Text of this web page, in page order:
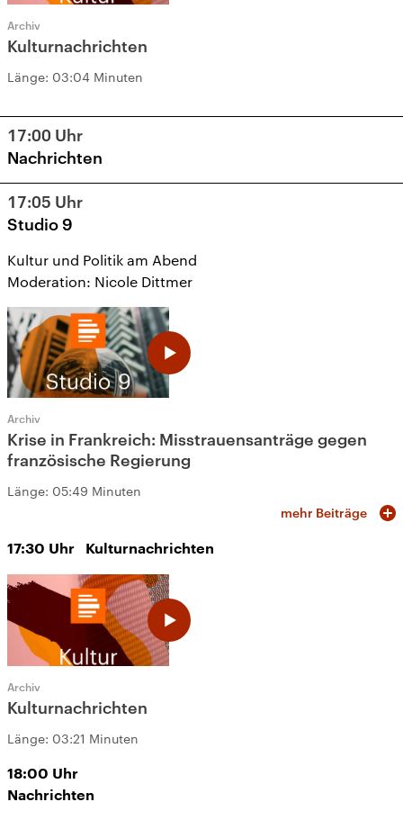
Archiv
Kulturnachrichten
Länge: 03:04 Minuten
17:00 Uhr
Nachrichten
17:05 Uhr
Studio 9
Kultur und Politik am Abend
Moderation: Nicole Dittmer
Archiv
Krise in Frankreich: Misstrauensanträge gegen
französische Regierung
Länge: 05:49 Minuten
mehr Beiträge
17:30 Uhr Kulturnachrichten
Archiv
Kulturnachrichten
Länge: 03:21 Minuten
18:00 Uhr
Nachrichten